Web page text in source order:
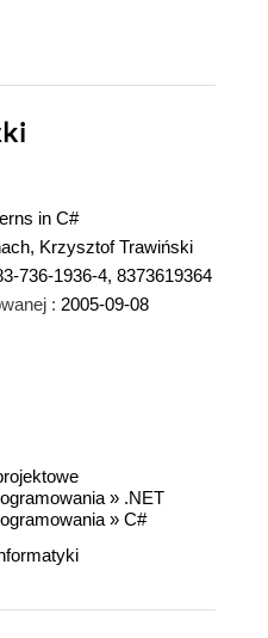
in C#
Krzysztof Trawiński
736-1936-4, 8373619364
: 2005-09-08
» .NET
» C#